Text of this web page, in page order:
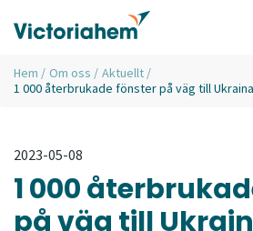
Hem / Om oss / Aktuellt /
1 000 återbrukade fönster på väg till Ukraina
2023-05-08
1 000
på väg till